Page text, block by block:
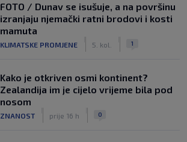
FOTO / Dunav se isušuje, a na površinu
izranjaju njemački ratni brodovi i kosti
mamuta
KLIMATSKE PROMJENE 5. kol. 1
Kako je otkriven osmi kontinent?
Zealandija im je cijelo vrijeme bila pod
nosom
ZNANOST prije 16 h 0